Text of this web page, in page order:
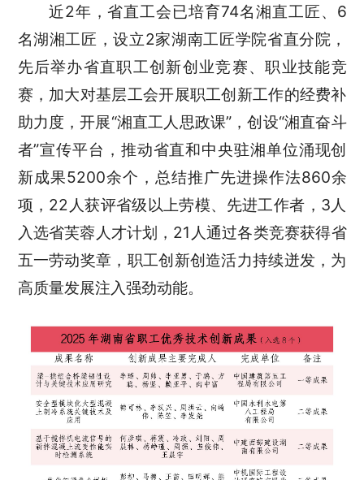
近2年，省直工会已培育74名湘直工匠、6
名湖湘工匠，设立2家湖南工匠学院省直分院，
先后举办省直职工创新创业竞赛、职业技能竞
赛，加大对基层工会开展职工创新工作的经费补
助力度，开展“湘直工人思政课”，创设“湘直奋斗
者”宣传平台，推动省直和中央驻湘单位涌现创
新成果5200余个，总结推广先进操作法860余
项，22人获评省级以上劳模、先进工作者，3人
入选省芙蓉人才计划，21人通过各类竞赛获得省
五一劳动奖章，职工创新创造活力持续迸发，为
高质量发展注入强劲动能。